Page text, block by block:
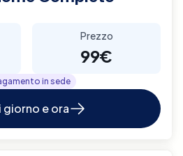
Prezzo
99€
in sede
giorno e ora